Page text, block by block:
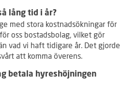
lång tid i år?
med stora kostnadsökningar för
oss bostadsbolag, vilket gör
vad vi haft tidigare år. Det gjorde
att komma överens.
betala hyreshöjningen